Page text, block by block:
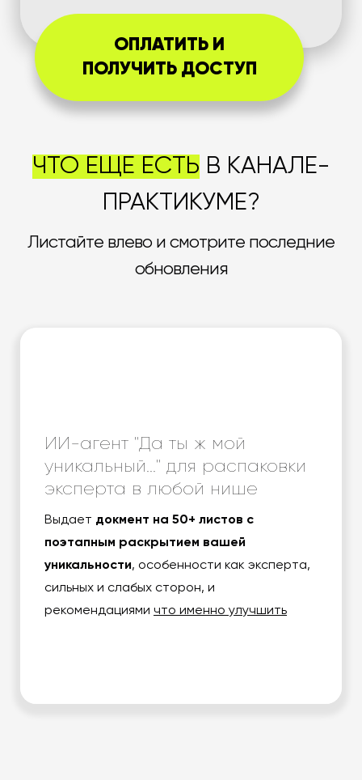
ОПЛАТИТЬ И
ПОЛУЧИТЬ ДОСТУП
ЧТО ЕЩЕ ЕСТЬ В КАНАЛЕ-
ПРАКТИКУМЕ?
Листайте влево и смотрите последние
обновления
ИИ-агент "Да ты ж мой
уникальный..." для распаковки
эксперта в любой нише
Выдает докмент на 50+ листов с
поэтапным раскрытием вашей
уникальности, особенности как эксперта,
сильных и слабых сторон, и
рекомендациями что именно улучшить